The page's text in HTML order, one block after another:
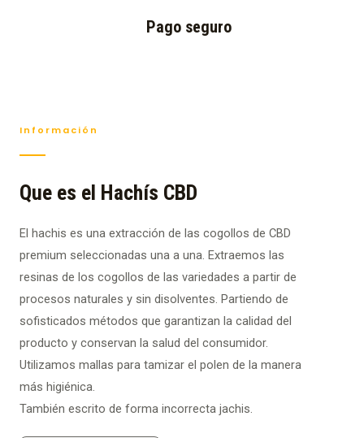
Pago seguro
Información
Que es el Hachís CBD
El hachis es una extracción de las cogollos de CBD
premium seleccionadas una a una. Extraemos las
resinas de los cogollos de las variedades a partir de
procesos naturales y sin disolventes. Partiendo de
sofisticados métodos que garantizan la calidad del
producto y conservan la salud del consumidor.
Utilizamos mallas para tamizar el polen de la manera
más higiénica.
También escrito de forma incorrecta jachis.